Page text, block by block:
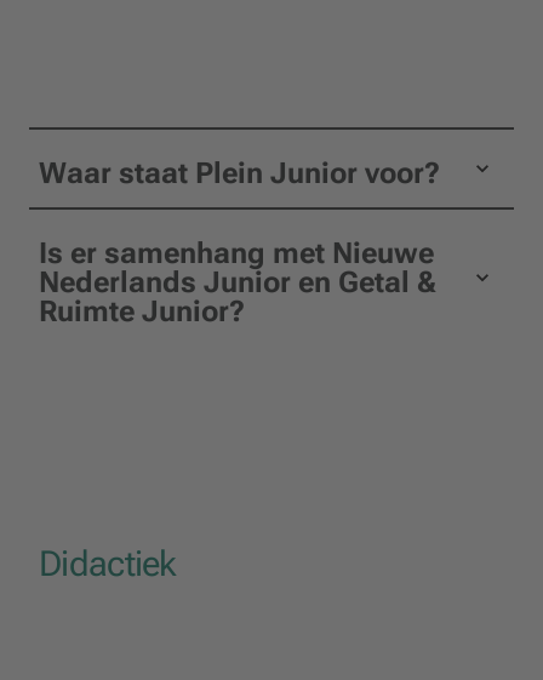
Waar staat Plein Junior voor?
Is er samenhang met Nieuwe
Nederlands Junior en Getal &
Ruimte Junior?
Didactiek